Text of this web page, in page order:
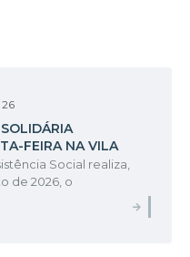
FEIRA NA VILA
Social realiza,
de 2026, o
de levar alimento,